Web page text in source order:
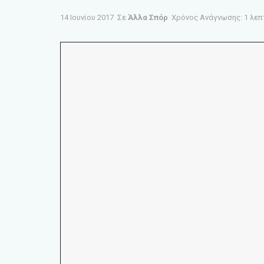
14 Ιουνίου 2017 Σε Άλλα Σπόρ Χρόνος Ανάγνωσης: 1